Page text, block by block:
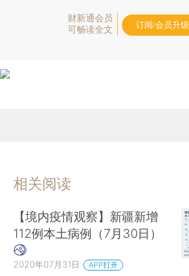
财新通会员
可畅读全文
订阅/会员升级
相关阅读
【境内疫情观察】新疆新增
112例本土病例（7月30日）
2020年07月31日 APP打开